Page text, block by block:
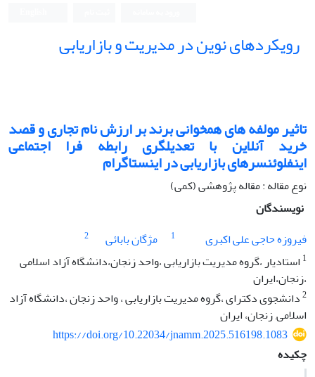
رویکردهای نوین در مدیریت و بازاریابی
تاثیر مولفه های همخوانی برند بر ارزش نام تجاری و قصد
خرید آنلاین با تعدیلگری رابطه فرا اجتماعی
اینفلوئنسرهای بازاریابی در اینستاگرام
نوع مقاله : مقاله پژوهشی (کمی)
نویسندگان
فیروزه حاجی علی اکبری
1 مژگان بابائی
2
1 استادیار ،گروه مدیریت بازاریابی ،واحد زنجان،دانشگاه آزاد اسلامی
،زنجان،ایران
2دانشجوی دکترای ،گروه مدیریت بازاریابی ، واحد زنجان ،دانشگاه آزاد
اسلامی, زنجان، ایران
https://doi.org/10.22034/jnamm.2025.516198.1083
چکیده